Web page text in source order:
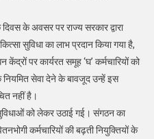
के अवसर पर राज्य सरकार द्वारा
सुविधा का लाभ प्रदान किया गया है,
केंद्रों पर कार्यरत समूह ‘घ’ कर्मचारियों को
सेवा देने के बावजूद उन्हें इस
नहीं है।
को लेकर उठाई गई। संगठन का
कर्मचारियों की बढ़ती नियुक्तियों के